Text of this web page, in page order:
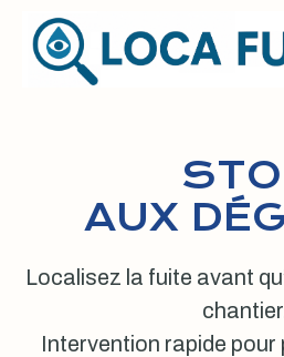
au
AUX
Localisez la fuite avant
Intervention rapide